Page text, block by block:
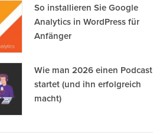
So installieren Sie Google
Analytics in WordPress für
Anfänger
Wie man 2026 einen Podcast
startet (und ihn erfolgreich
macht)